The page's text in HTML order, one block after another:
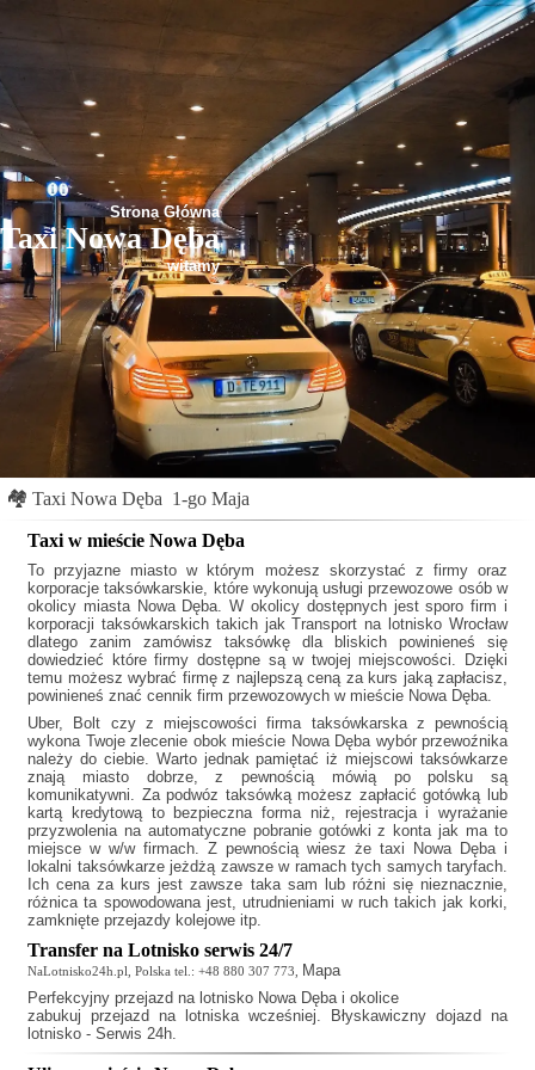
Strona Główna
Taxi Nowa Dęba
witamy
🏘 Taxi Nowa Dęba 1-go Maja
Taxi w mieście Nowa Dęba
To przyjazne miasto w którym możesz skorzystać z firmy oraz
korporacje taksówkarskie, które wykonują usługi przewozowe osób w
okolicy miasta Nowa Dęba. W okolicy dostępnych jest sporo firm i
korporacji taksówkarskich takich jakTransport na lotnisko Wrocław
dlatego zanim zamówisz taksówkę dla bliskich powinieneś się
dowiedzieć które firmy dostępne są w twojej miejscowości. Dzięki
temu możesz wybrać firmę z najlepszą ceną za kurs jaką zapłacisz,
powinieneś znać cennik firm przewozowych w mieście Nowa Dęba.
Uber, Bolt czy z miejscowości firma taksówkarska z pewnością
wykona Twoje zlecenie obok mieście Nowa Dęba wybór przewoźnika
należy do ciebie. Warto jednak pamiętać iż miejscowi taksówkarze
znają miasto dobrze, z pewnością mówią po polsku są
komunikatywni. Za podwóz taksówką możesz zapłacić gotówką lub
kartą kredytową to bezpieczna forma niż, rejestracja i wyrażanie
przyzwolenia na automatyczne pobranie gotówki z konta jak ma to
miejsce w w/w firmach. Z pewnością wiesz że taxi Nowa Dębai
lokalni taksówkarze jeżdżą zawsze w ramach tych samych taryfach.
Ich cena za kurs jest zawsze taka sam lub różni się nieznacznie,
różnica ta spowodowana jest, utrudnieniami w ruch takich jak korki,
zamknięte przejazdy kolejowe itp.
Transfer na Lotnisko serwis 24/7
NaLotnisko24h.pl, Polska tel.: +48 880 307 773, Mapa
Perfekcyjny przejazd na lotnisko Nowa Dęba i okolice
zabukuj przejazd na lotniska wcześniej. Błyskawiczny dojazd na
lotnisko - Serwis 24h.